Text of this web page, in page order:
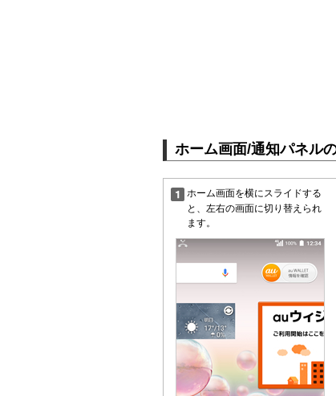
ホーム画面/通知パネル
ホーム画面を横にスライドする
と、左右の画面に切り替えられ
ます。